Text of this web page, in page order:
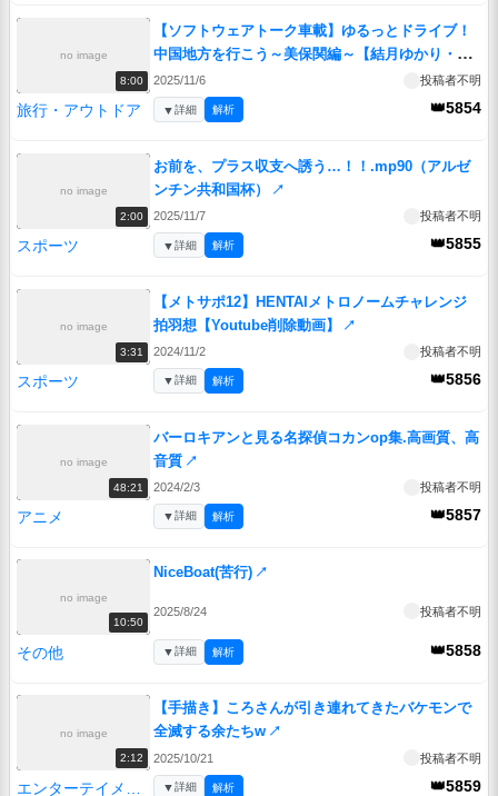
no image
8:00
【ソフトウェアトーク車載】ゆるっとドライブ！
中国地方を行こう～美保関編～【結月ゆかり・紲
星あかり】
2025/11/6 投稿者不明
旅行・アウトドア 👑5854
▼詳細 解析
no image
2:00
お前を、プラス収支へ誘う…！！.mp90（アルゼ
ンチン共和国杯）
↗
2025/11/7 投稿者不明
スポーツ 👑5855
▼詳細 解析
no image
3:31
【メトサポ12】HENTAIメトロノームチャレンジ
拍羽想【Youtube削除動画】
↗
2024/11/2 投稿者不明
スポーツ 👑5856
▼詳細 解析
no image
48:21
バーロキアンと見る名探偵コカンop集.高画質、高
音質 ↗
2024/2/3 投稿者不明
アニメ 👑5857
▼詳細 解析
no image
10:50
NiceBoat(苦行) ↗
2025/8/24 投稿者不明
その他 👑5858
▼詳細 解析
no image
2:12
【手描き】ころさんが引き連れてきたバケモンで
全滅する余たちw ↗
2025/10/21 投稿者不明
👑5859
▼詳細 解析